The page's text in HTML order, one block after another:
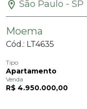
São Paulo - SP
Moema
Cód.: LT4635
Tipo
Apartamento
Venda
R$ 4.950.000,00